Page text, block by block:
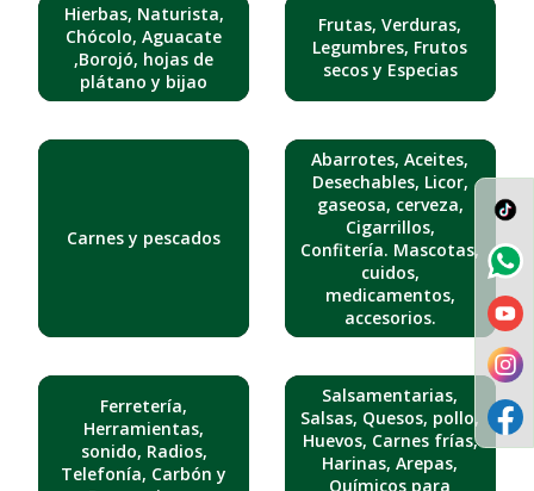
Hierbas, Naturista,
Chócolo, Aguacate
,Borojó, hojas de
plátano y bijao
Frutas, Verduras,
Legumbres, Frutos
secos y Especias
Carnes y pescados
Abarrotes, Aceites,
Desechables, Licor,
gaseosa, cerveza,
Cigarrillos,
Confitería. Mascotas,
cuidos,
medicamentos,
accesorios.
Ferretería,
Herramientas,
sonido, Radios,
Telefonía, Carbón y
Salsamentarias,
Salsas, Quesos, pollo,
Huevos, Carnes frías,
Harinas, Arepas,
Químicos para